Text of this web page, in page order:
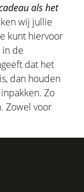
als het
wij jullie
kunt hiervoor
in de
dat het
dan houden
Zo
Zowel voor